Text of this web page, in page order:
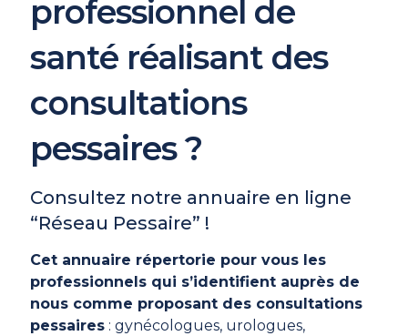
professionnel de
santé réalisant des
consultations
pessaires ?
Consultez notre annuaire en ligne
“Réseau Pessaire” !
Cet annuaire répertorie pour vous les
professionnels qui s’identifient auprès de
nous comme proposant des consultations
pessaires : gynécologues, urologues,